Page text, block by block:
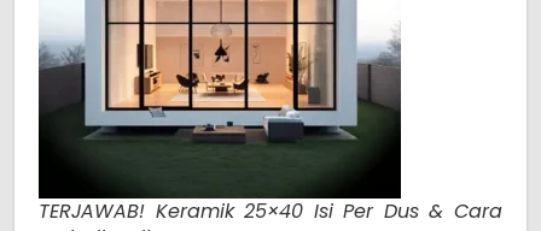
TERJAWAB! Keramik 25×40 Isi Per Dus & Cara